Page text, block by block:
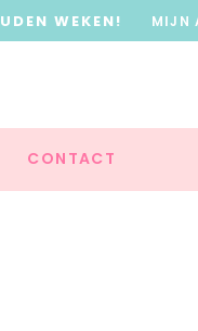
WEKEN! MIJN
CONTACT